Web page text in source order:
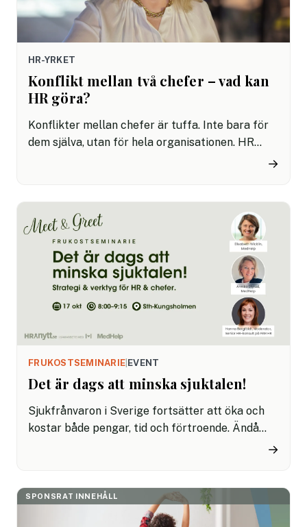
HR-YRKET
Konflikt mellan två chefer – vad kan
HR göra?
Konflikter mellan chefer är tuffa. Inte bara för
dem själva, utan för hela organisationen. HR
→
FRUKOSTSEMINARIE EVENT
Det är dags att minska sjuktalen!
Sjukfrånvaron i Sverige fortsätter att öka och
kostar både pengar, tid och förtroende. Ändå
→
SPONSRAT INNEHÅLL